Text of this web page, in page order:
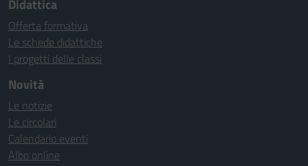
Didattica
Offerta formativa
Le schede didattiche
I progetti delle classi
Novità
Le notizie
Le circolari
Calendario eventi
Albo online